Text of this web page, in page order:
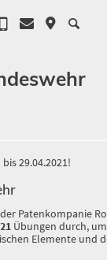
29.04.2021!
Patenkompanie
Übungen durch,
Elemente und